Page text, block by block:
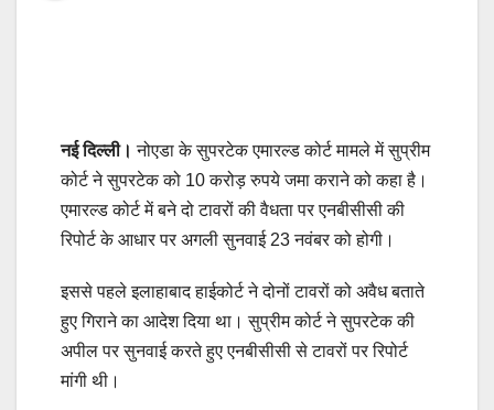
नई दिल्ली। नोएडा के सुपरटेक एमारल्ड कोर्ट मामले में सुप्रीम
कोर्ट ने सुपरटेक को 10 करोड़ रुपये जमा कराने को कहा है।
एमारल्ड कोर्ट में बने दो टावरों की वैधता पर एनबीसीसी की
रिपोर्ट के आधार पर अगली सुनवाई 23 नवंबर को होगी।
इससे पहले इलाहाबाद हाईकोर्ट ने दोनों टावरों को अवैध बताते
हुए गिराने का आदेश दिया था। सुप्रीम कोर्ट ने सुपरटेक की
अपील पर सुनवाई करते हुए एनबीसीसी से टावरों पर रिपोर्ट
मांगी थी।